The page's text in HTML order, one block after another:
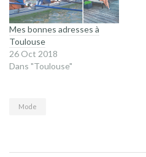
front…
Mes bonnes adresses à
Toulouse
26 Oct 2018
Dans "Toulouse"
Mode